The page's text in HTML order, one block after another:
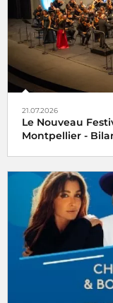
21.07.2026
Le Nouveau
Montpellier -